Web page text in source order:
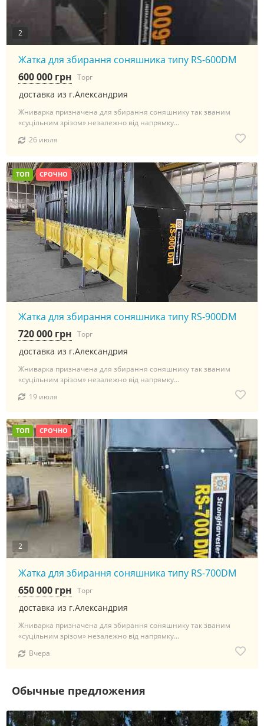
2
Жатка для збирання соняшника типу RS-600DM
доставка из г.Александрия
600 000 грн Торг
Жниварка призначена для збирання соняшнику так званим
«суцільним зрізом» незалежно від напрямку...
26 июля
ТОП СРОЧНО
Жатка для збирання соняшника типу RS-900DM
доставка из г.Александрия
720 000 грн Торг
Жниварка призначена для збирання соняшнику так званим
«суцільним зрізом» незалежно від напрямку...
19 июля
ТОП СРОЧНО
2
Жатка для збирання соняшника типу RS-700DM
доставка из г.Александрия
650 000 грн Торг
Жниварка призначена для збирання соняшнику так званим
«суцільним зрізом» незалежно від напрямку...
Вчера
Обычные предложения